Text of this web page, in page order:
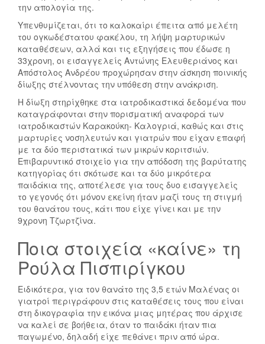
την απολογία της.
Υπενθυμίζεται, ότι το καλοκαίρι έπειτα από μελέτη
του ογκωδέστατου φακέλου, τη λήψη μαρτυρικών
καταθέσεων, αλλά και τις εξηγήσεις που έδωσε η
33χρονη, οι εισαγγελείς Αντώνης Ελευθεριάνος και
Απόστολος Ανδρέου προχώρησαν στην άσκηση ποινικής
δίωξης στέλνοντας την υπόθεση στην ανάκριση.
Η δίωξη στηρίχθηκε στα ιατροδικαστικά δεδομένα που
καταγράφονται στην πορισματική αναφορά των
ιατροδικαστών Καρακούκη- Καλογριά, καθώς και στις
μαρτυρίες νοσηλευτών και γιατρών που είχαν επαφή
με τα δύο περιστατικά των μικρών κοριτσιών.
Επιβαρυντικό στοιχείο για την απόδοση της βαρύτατης
κατηγορίας ότι σκότωσε και τα δύο μικρότερα
παιδάκια της, αποτέλεσε για τους δυο εισαγγελείς
το γεγονός ότι μόνον εκείνη ήταν μαζί τους τη στιγμή
του θανάτου τους, κάτι που είχε γίνει και με την
9χρονη Τζωρτζίνα.
Ποια στοιχεία «καίνε» τη
Ρούλα Πισπιρίγκου
Ειδικότερα, για τον θανάτο της 3,5 ετών Μαλένας οι
γιατροί περιγράφουν στις καταθέσεις τους που είναι
στη δικογραφία την εικόνα μιας μητέρας που άρχισε
να καλεί σε βοήθεια, όταν το παιδάκι ήταν πια
παγωμένο, δηλαδή είχε πεθάνει πριν από ώρα.